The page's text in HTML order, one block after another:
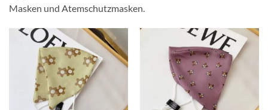
Masken und Atemschutzmasken.